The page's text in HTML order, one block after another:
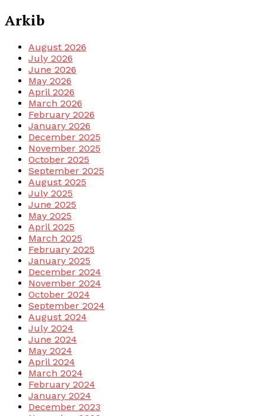
Arkib
August 2026
July 2026
June 2026
May 2026
April 2026
March 2026
February 2026
January 2026
December 2025
November 2025
October 2025
September 2025
August 2025
July 2025
June 2025
May 2025
April 2025
March 2025
February 2025
January 2025
December 2024
November 2024
October 2024
September 2024
August 2024
July 2024
June 2024
May 2024
April 2024
March 2024
February 2024
January 2024
December 2023